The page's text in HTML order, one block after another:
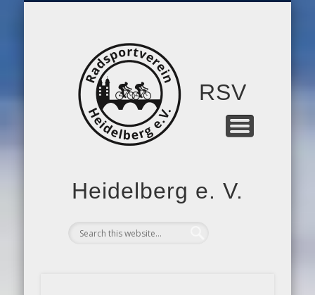
RSV
Heidelberg e. V.